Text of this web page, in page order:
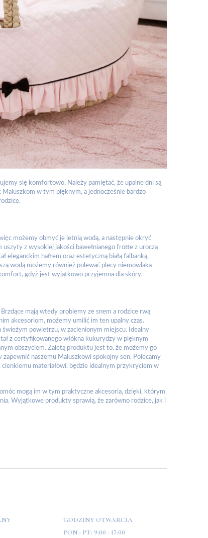
się komfortowo. Należy pamiętać, że upalne dni są
w tym pięknym, a jednocześnie bardzo
możemy obmyć je letnią wodą, a następnie okryć
z wysokiej jakości bawełnianego frotte z uroczą
eleganckim haftem oraz estetyczną białą falbanką.
wodą możemy również polewać plecy niemowlaka
gdyż jest wyjątkowo przyjemna dla skóry.
mają wtedy problemy ze snem a rodzice rwą
akcesoriom, możemy umilić im ten upalny czas.
świeżym powietrzu, w zacienionym miejscu. Idealny
z certyfikowanego włókna kukurydzy w pięknym
obszyciem. Zaletą produktu jest to, że możemy go
naszemu Maluszkowi spokojny sen. Polecamy
materiałowi, będzie idealnym przykryciem w
mogą im w tym praktyczne akcesoria, dzięki, którym
Wyjątkowe produkty sprawią, że zarówno rodzice, jak i
GODZINY OTWARCIA
PON - PT: 9:00 - 17:00